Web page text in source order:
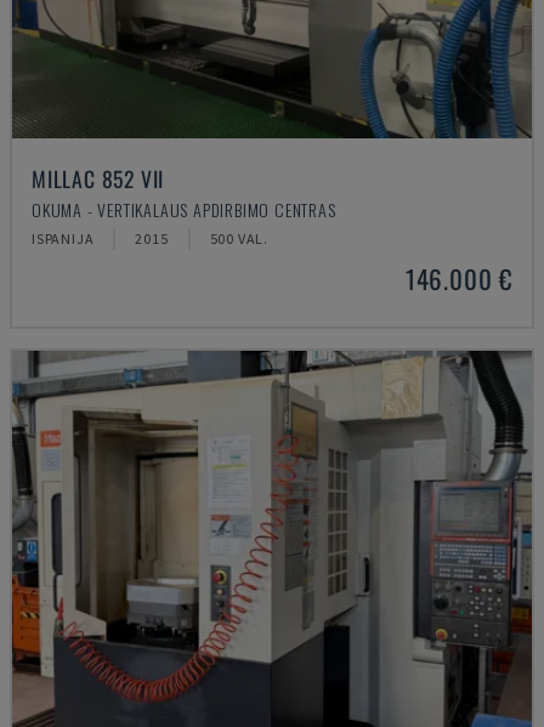
MILLAC 852 VII
OKUMA - VERTIKALAUS APDIRBIMO CENTRAS
ISPANIJA 2015 500 VAL.
146.000 €